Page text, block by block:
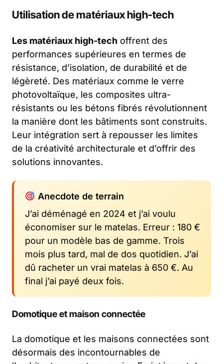
Utilisation de matériaux high-tech
Les matériaux high-tech offrent des
performances supérieures en termes de
résistance, d’isolation, de durabilité et de
légèreté. Des matériaux comme le verre
photovoltaïque, les composites ultra-
résistants ou les bétons fibrés révolutionnent
la manière dont les bâtiments sont construits.
Leur intégration sert à repousser les limites
de la créativité architecturale et d’offrir des
solutions innovantes.
Anecdote de terrain
J’ai déménagé en 2024 et j’ai voulu
économiser sur le matelas. Erreur : 180 €
pour un modèle bas de gamme. Trois
mois plus tard, mal de dos quotidien. J’ai
dû racheter un vrai matelas à 650 €. Au
final j’ai payé deux fois.
Domotique et maison connectée
La domotique et les maisons connectées sont
désormais des incontournables de